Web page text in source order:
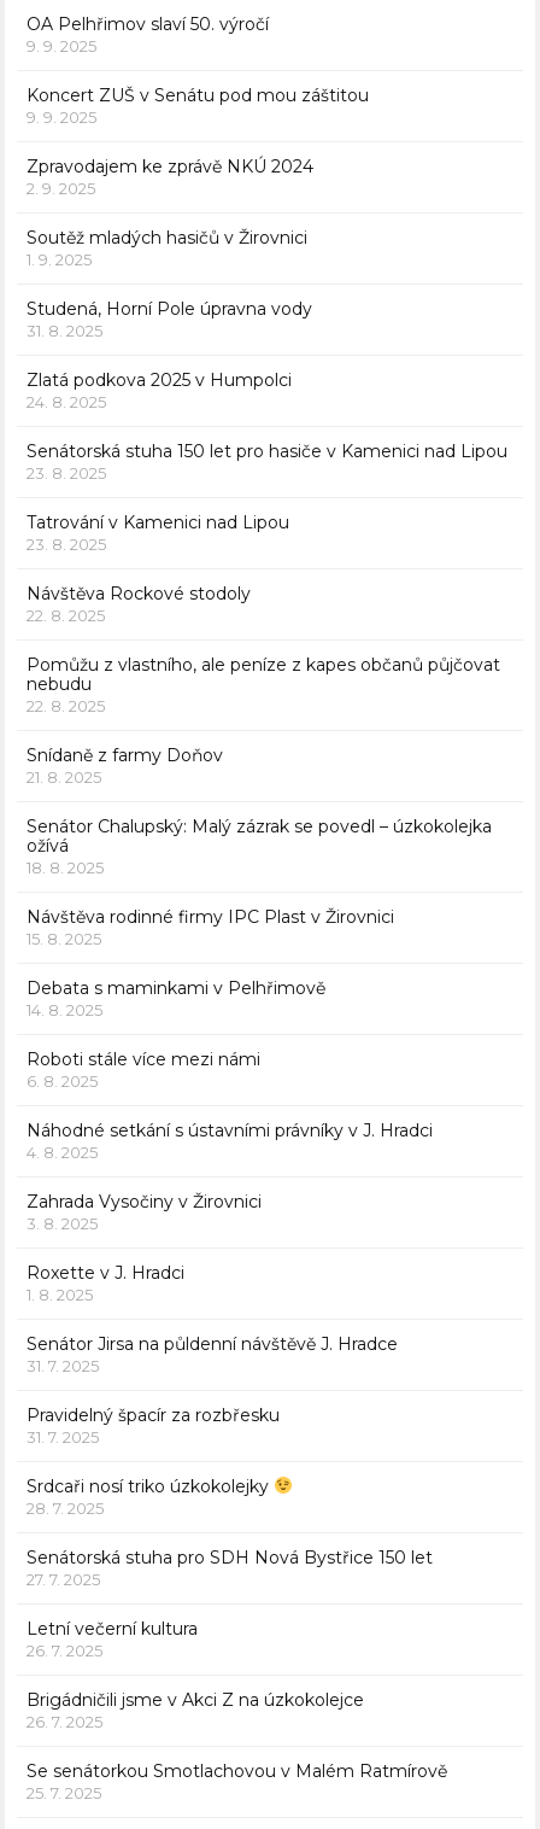
OA Pelhřimov slaví 50. výročí
9. 9. 2025
Koncert ZUŠ v Senátu pod mou záštitou
9. 9. 2025
Zpravodajem ke zprávě NKÚ 2024
2. 9. 2025
Soutěž mladých hasičů v Žirovnici
1. 9. 2025
Studená, Horní Pole úpravna vody
31. 8. 2025
Zlatá podkova 2025 v Humpolci
24. 8. 2025
Senátorská stuha 150 let pro hasiče v Kamenici nad Lipou
23. 8. 2025
Tatrování v Kamenici nad Lipou
23. 8. 2025
Návštěva Rockové stodoly
22. 8. 2025
Pomůžu z vlastního, ale peníze z kapes občanů půjčovat
nebudu
22. 8. 2025
Snídaně z farmy Doňov
21. 8. 2025
Senátor Chalupský: Malý zázrak se povedl – úzkokolejka
ožívá
18. 8. 2025
Návštěva rodinné firmy IPC Plast v Žirovnici
15. 8. 2025
Debata s maminkami v Pelhřimově
14. 8. 2025
Roboti stále více mezi námi
6. 8. 2025
Náhodné setkání s ústavními právníky v J. Hradci
4. 8. 2025
Zahrada Vysočiny v Žirovnici
3. 8. 2025
Roxette v J. Hradci
1. 8. 2025
Senátor Jirsa na půldenní návštěvě J. Hradce
31. 7. 2025
Pravidelný špacír za rozbřesku
31. 7. 2025
Srdcaři nosí triko úzkokolejky
28. 7. 2025
Senátorská stuha pro SDH Nová Bystřice 150 let
27. 7. 2025
Letní večerní kultura
26. 7. 2025
Brigádničili jsme v Akci Z na úzkokolejce
26. 7. 2025
Se senátorkou Smotlachovou v Malém Ratmírově
25. 7. 2025